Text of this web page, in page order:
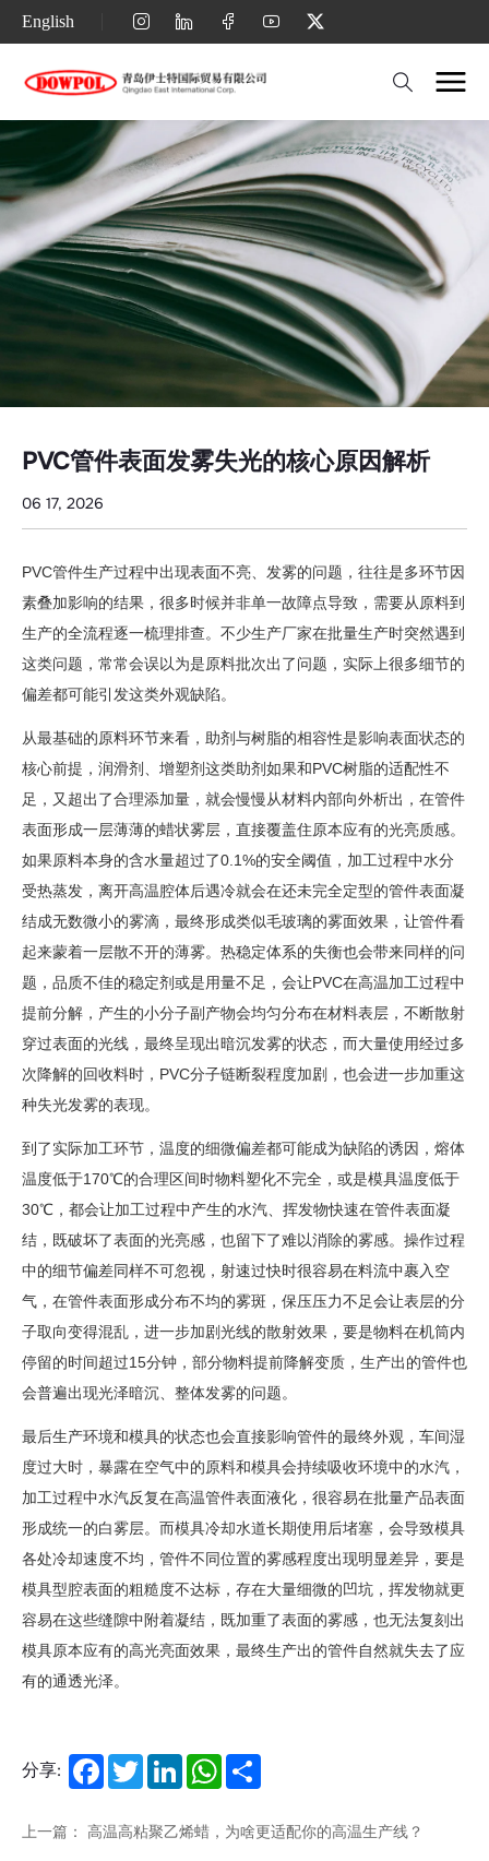
PVC
管
件
表
面
发
雾
失
光
的
核
心
原
因
解
析
English
PVC管件表面发雾失光的核心原因解析
06 17, 2026
PVC管件生产过程中出现表面不亮、发雾的问题，往往是多环节因
素叠加影响的结果，很多时候并非单一故障点导致，需要从原料到
生产的全流程逐一梳理排查。不少生产厂家在批量生产时突然遇到
这类问题，常常会误以为是原料批次出了问题，实际上很多细节的
偏差都可能引发这类外观缺陷。
从最基础的原料环节来看，助剂与树脂的相容性是影响表面状态的
核心前提，润滑剂、增塑剂这类助剂如果和PVC树脂的适配性不
足，又超出了合理添加量，就会慢慢从材料内部向外析出，在管件
表面形成一层薄薄的蜡状雾层，直接覆盖住原本应有的光亮质感。
如果原料本身的含水量超过了0.1%的安全阈值，加工过程中水分
受热蒸发，离开高温腔体后遇冷就会在还未完全定型的管件表面凝
结成无数微小的雾滴，最终形成类似毛玻璃的雾面效果，让管件看
起来蒙着一层散不开的薄雾。热稳定体系的失衡也会带来同样的问
题，品质不佳的稳定剂或是用量不足，会让PVC在高温加工过程中
提前分解，产生的小分子副产物会均匀分布在材料表层，不断散射
穿过表面的光线，最终呈现出暗沉发雾的状态，而大量使用经过多
次降解的回收料时，PVC分子链断裂程度加剧，也会进一步加重这
种失光发雾的表现。
到了实际加工环节，温度的细微偏差都可能成为缺陷的诱因，熔体
温度低于170℃的合理区间时物料塑化不完全，或是模具温度低于
30℃，都会让加工过程中产生的水汽、挥发物快速在管件表面凝
结，既破坏了表面的光亮感，也留下了难以消除的雾感。操作过程
中的细节偏差同样不可忽视，射速过快时很容易在料流中裹入空
气，在管件表面形成分布不均的雾斑，保压压力不足会让表层的分
子取向变得混乱，进一步加剧光线的散射效果，要是物料在机筒内
停留的时间超过15分钟，部分物料提前降解变质，生产出的管件也
会普遍出现光泽暗沉、整体发雾的问题。
最后生产环境和模具的状态也会直接影响管件的最终外观，车间湿
度过大时，暴露在空气中的原料和模具会持续吸收环境中的水汽，
加工过程中水汽反复在高温管件表面液化，很容易在批量产品表面
形成统一的白雾层。而模具冷却水道长期使用后堵塞，会导致模具
各处冷却速度不均，管件不同位置的雾感程度出现明显差异，要是
模具型腔表面的粗糙度不达标，存在大量细微的凹坑，挥发物就更
容易在这些缝隙中附着凝结，既加重了表面的雾感，也无法复刻出
模具原本应有的高光亮面效果，最终生产出的管件自然就失去了应
有的通透光泽。
分享: FacebookTwitterLinkedInWhatsApp
上一篇： 高温高粘聚乙烯蜡，为啥更适配你的高温生产线？